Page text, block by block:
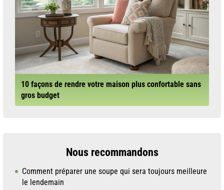
10 façons de rendre votre maison plus confortable sans
gros budget
Nous recommandons
Comment préparer une soupe qui sera toujours meilleure
le lendemain